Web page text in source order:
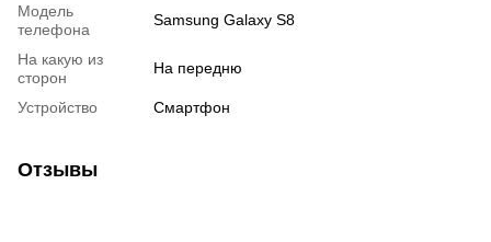
Модель
телефона
Samsung Galaxy S8
На какую из
сторон
На передню
Устройство Смартфон
Отзывы